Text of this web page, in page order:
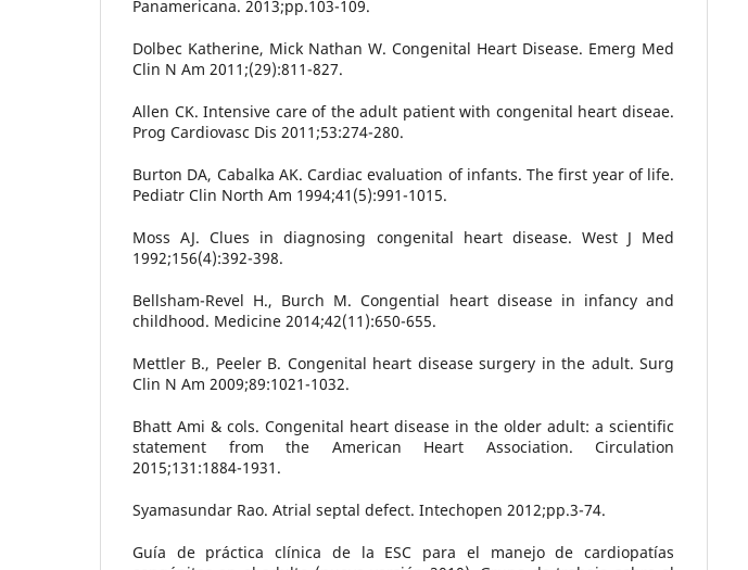
Panamericana. 2013;pp.103-109.
Dolbec Katherine, Mick Nathan W. Congenital Heart Disease. Emerg Med
Clin N Am 2011;(29):811-827.
Allen CK. Intensive care of the adult patient with congenital heart diseae.
Prog Cardiovasc Dis 2011;53:274-280.
Burton DA, Cabalka AK. Cardiac evaluation of infants. The first year of life.
Pediatr Clin North Am 1994;41(5):991-1015.
Moss AJ. Clues in diagnosing congenital heart disease. West J Med
1992;156(4):392-398.
Bellsham-Revel H., Burch M. Congential heart disease in infancy and
childhood. Medicine 2014;42(11):650-655.
Mettler B., Peeler B. Congenital heart disease surgery in the adult. Surg
Clin N Am 2009;89:1021-1032.
Bhatt Ami & cols. Congenital heart disease in the older adult: a scientific
statement from the American Heart Association. Circulation
2015;131:1884-1931.
Syamasundar Rao. Atrial septal defect. Intechopen 2012;pp.3-74.
Guía de práctica clínica de la ESC para el manejo de cardiopatías